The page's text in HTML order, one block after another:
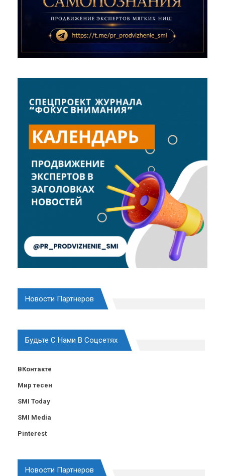
Новости Партнеров
Будьте С Нами В Соцсетях
ВКонтакте
Мир тесен
SMI Today
SMI Media
Pinterest
Новости Партнеров